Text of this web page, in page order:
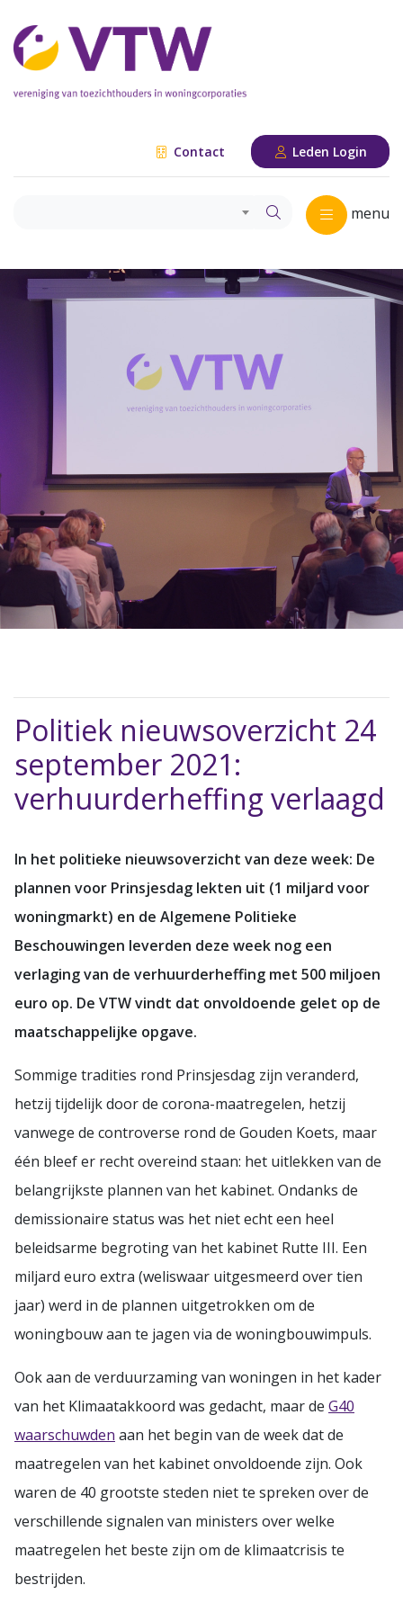
Contact Leden Login
menu
Politiek nieuwsoverzicht 24
september 2021:
verhuurderheffing verlaagd
In het politieke nieuwsoverzicht van deze week: De
plannen voor Prinsjesdag lekten uit (1 miljard voor
woningmarkt) en de Algemene Politieke
Beschouwingen leverden deze week nog een
verlaging van de verhuurderheffing met 500 miljoen
euro op. De VTW vindt dat onvoldoende gelet op de
maatschappelijke opgave.
Sommige tradities rond Prinsjesdag zijn veranderd,
hetzij tijdelijk door de corona-maatregelen, hetzij
vanwege de controverse rond de Gouden Koets, maar
één bleef er recht overeind staan: het uitlekken van de
belangrijkste plannen van het kabinet. Ondanks de
demissionaire status was het niet echt een heel
beleidsarme begroting van het kabinet Rutte III. Een
miljard euro extra (weliswaar uitgesmeerd over tien
jaar) werd in de plannen uitgetrokken om de
woningbouw aan te jagen via de woningbouwimpuls.
Ook aan de verduurzaming van woningen in het kader
van het Klimaatakkoord was gedacht, maar de G40
waarschuwden aan het begin van de week dat de
maatregelen van het kabinet onvoldoende zijn. Ook
waren de 40 grootste steden niet te spreken over de
verschillende signalen van ministers over welke
maatregelen het beste zijn om de klimaatcrisis te
bestrijden.